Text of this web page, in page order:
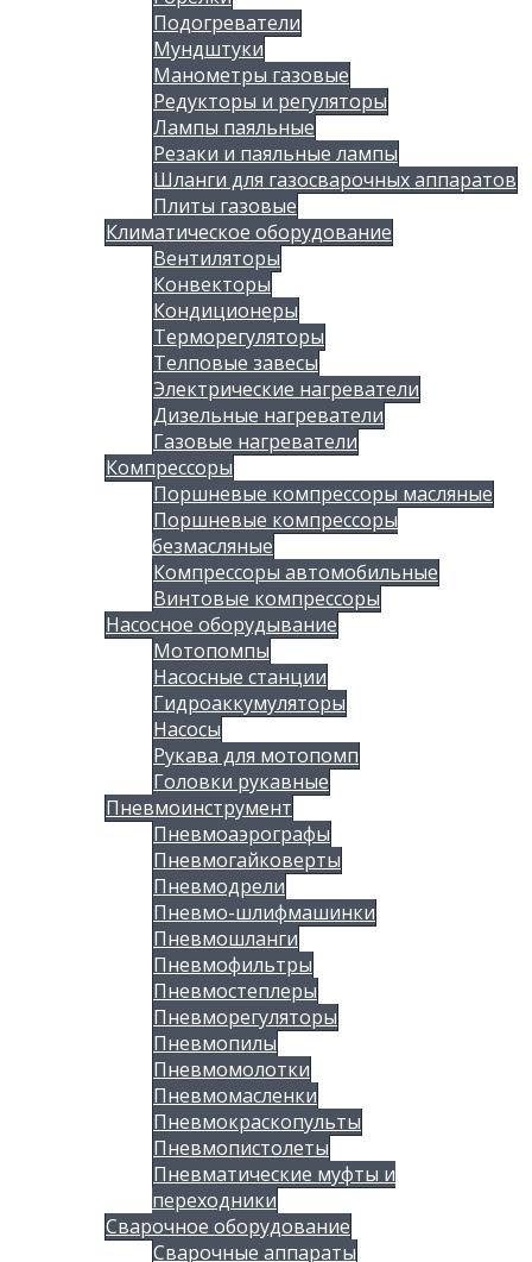
Подогреватели
Мундштуки
Манометры газовые
Редукторы и регуляторы
Лампы паяльные
Резаки и паяльные лампы
Шланги для газосварочных аппаратов
Плиты газовые
Климатическое оборудование
Вентиляторы
Конвекторы
Кондиционеры
Терморегуляторы
Телповые завесы
Электрические нагреватели
Дизельные нагреватели
Газовые нагреватели
Компрессоры
Поршневые компрессоры масляные
Поршневые компрессоры
безмасляные
Компрессоры автомобильные
Винтовые компрессоры
Насосное оборудывание
Мотопомпы
Насосные станции
Гидроаккумуляторы
Насосы
Рукава для мотопомп
Головки рукавные
Пневмоинструмент
Пневмоаэрографы
Пневмогайковерты
Пневмодрели
Пневмо-шлифмашинки
Пневмошланги
Пневмофильтры
Пневмостеплеры
Пневморегуляторы
Пневмопилы
Пневмомолотки
Пневмомасленки
Пневмокраскопульты
Пневмопистолеты
Пневматические муфты и
переходники
Сварочное оборудование
Сварочные аппараты